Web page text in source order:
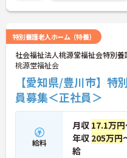
特別養護老人ホーム（特養）
社会福祉法人桃源堂福祉会特別
桃源堂福祉会
【愛知県/豊川市】特
員募集＜正社員＞
給料
月収 17.1万円
年収 205万円
給